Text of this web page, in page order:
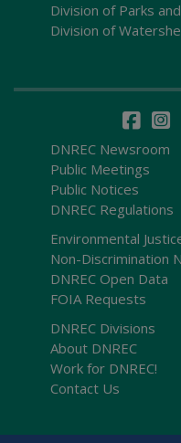
Division of Parks
Division of
DNREC Newsroom
Public Meetings
Public Notices
DNREC Regulations
Environmental
Non-Discrimination
DNREC Open Data
FOIA Requests
DNREC Divisions
About DNREC
Work for DNREC!
Contact Us